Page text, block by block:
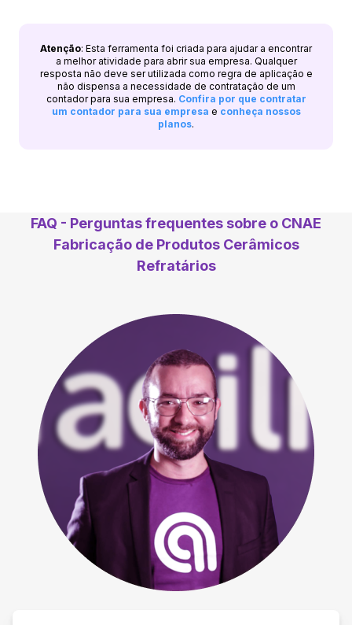
Atenção: Esta ferramenta foi criada para ajudar a encontrar
a melhor atividade para abrir sua empresa. Qualquer
resposta não deve ser utilizada como regra de aplicação e
não dispensa a necessidade de contratação de um
contador para sua empresa. Confira por que contratar
um contador para sua empresa e conheça nossos
planos.
FAQ - Perguntas frequentes sobre o CNAE
Fabricação de Produtos Cerâmicos
Refratários